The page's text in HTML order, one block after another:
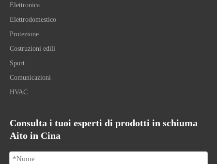
Elettronica
Elettrodomestico
Protezione
Costruzioni edili
Sport
Comunicazioni
HVAC
Consulta i tuoi esperti di prodotti in schiuma
Aito in Cina